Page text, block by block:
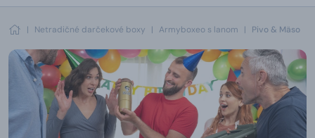
| Netradičné darčekové boxy | Armyboxeo s lanom | Pivo & Mäso